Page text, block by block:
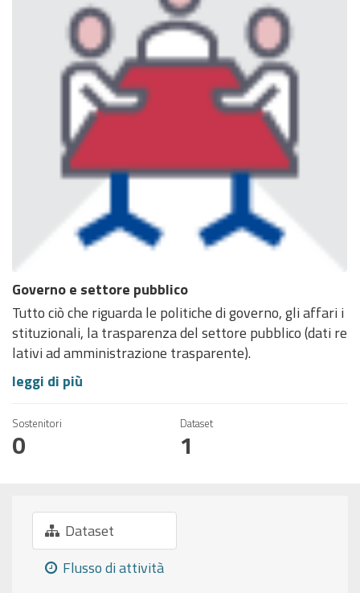
Governo e settore pubblico
Tutto ciò che riguarda le politiche di governo, gli affari i
stituzionali, la trasparenza del settore pubblico (dati re
lativi ad amministrazione trasparente).
leggi di più
Sostenitori
0
Dataset
1
Dataset
Flusso di attività